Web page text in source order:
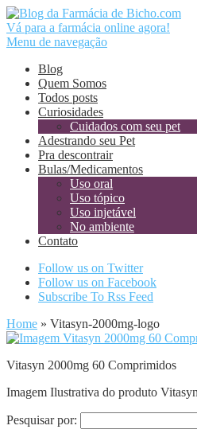
Vá para a farmácia online agora!
Menu de navegação
Blog
Quem Somos
Todos posts
Curiosidades
Cuidados com seu pet
Adestrando seu Pet
Pra descontrair
Bulas/Medicamentos
Uso oral
Uso tópico
Uso injetável
No ambiente
Contato
Follow us on Twitter
Follow us on Facebook
Subscribe To Rss Feed
Home » Vitasyn-2000mg-logo
Vitasyn 2000mg 60 Comprimidos
Imagem Ilustrativa do produto
Pesquisar por: